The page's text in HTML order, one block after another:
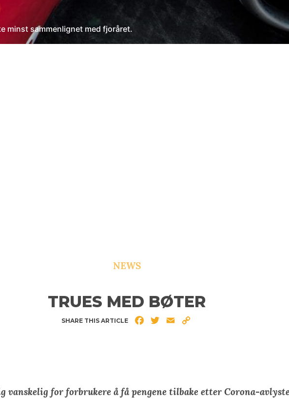
minst sammenlignet med fjoråret.
NEWS
TRUES MED BØTER
SHARE THIS ARTICLE FacebookTwitterEmail
vanskelig for forbrukere å få pengene tilbake etter Corona-